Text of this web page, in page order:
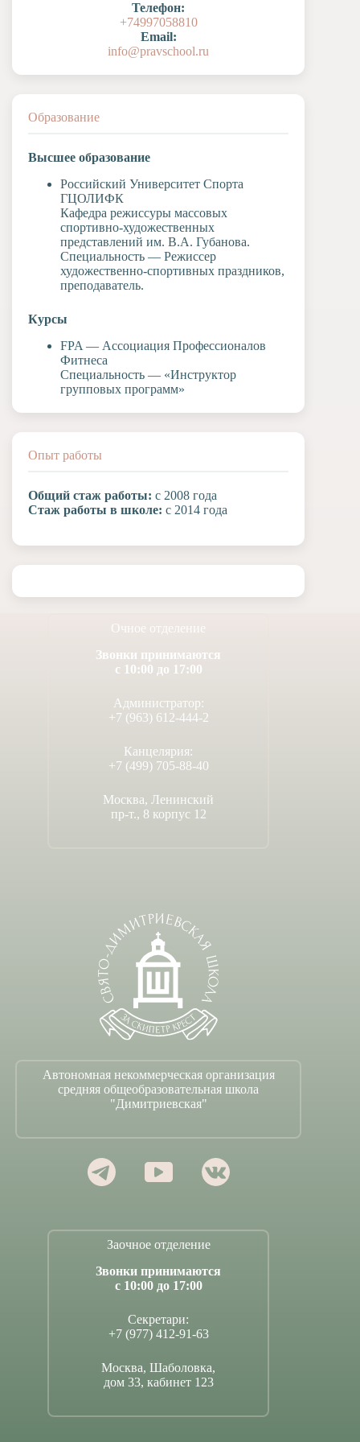
Художественная
Музыкальное
Телефон:
+74997058810
Email:
info@pravschool.ru
Образование
Высшее образование
Российский Университет Спорта
ГЦОЛИФК
Кафедра режиссуры массовых
спортивно-художественных
представлений им. В.А. Губанова.
Специальность — Режиссер
художественно-спортивных праздников,
преподаватель.
Курсы
FPA — Ассоциация Профессионалов
Фитнеса
Специальность — «Инструктор
групповых программ»
Опыт работы
Общий стаж работы: с 2008 года
Стаж работы в школе: с 2014 года
Очное отделение
Звонки принимаются
с 10:00 до 17:00
Администратор:
+7 (963) 612-444-2
Канцелярия:
+7 (499) 705-88-40
Москва, Ленинский
пр-т., 8 корпус 12
Автономная некоммерческая организация
средняя общеобразовательная школа
"Димитриевская"
Заочное отделение
Звонки принимаются
с 10:00 до 17:00
Секретари:
+7 (977) 412-91-63
Москва, Шаболовка,
дом 33, кабинет 123